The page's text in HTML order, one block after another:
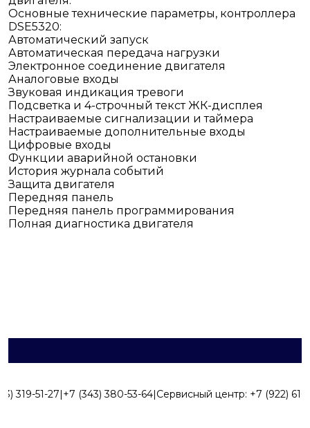
Основные технические параметры, контроллера
DSE5320:
Автоматический запуск
Автоматическая передача нагрузки
Электронное соединение двигателя
Аналоговые входы
Звуковая индикация тревоги
Подсветка и 4-строчный текст ЖК-дисплея
Настраиваемые сигнализации и таймера
Настраиваемые дополнительные входы
Цифровые входы
Функции аварийной остановки
История журнала событий
Защита двигателя
Передняя панель
Передняя панель программирования
Полная диагностика двигателя
319-51-27|+7 (343) 380-53-64|Сервисный центр: +7 (922)